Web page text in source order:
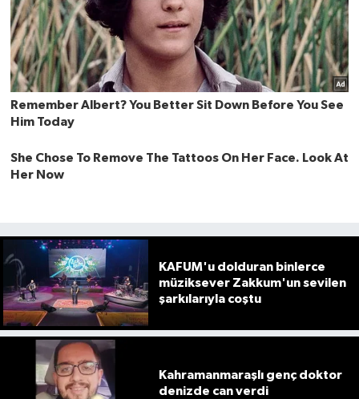
KAFUM'u dolduran binlerce
müziksever Zakkum'un sevilen
şarkılarıyla coştu
Kahramanmaraşlı genç doktor
denizde can verdi